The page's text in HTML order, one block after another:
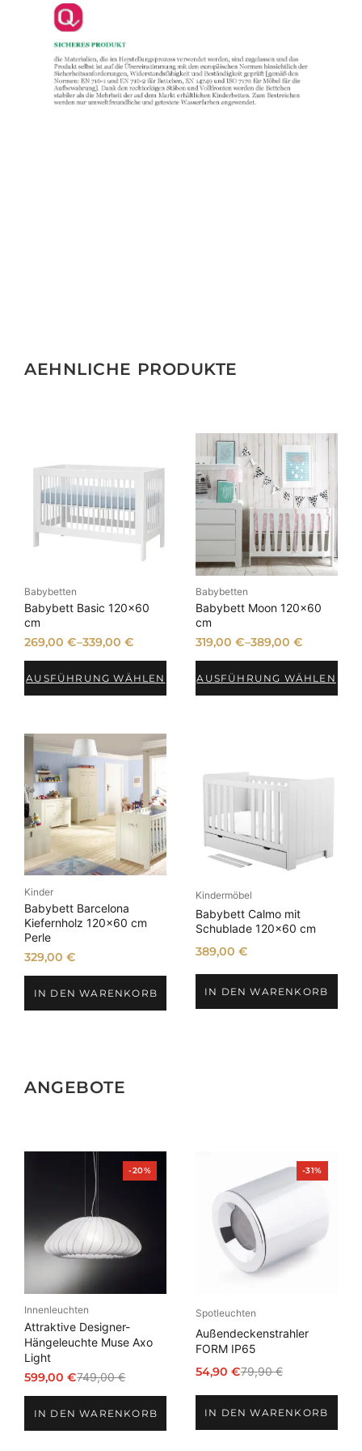
AEHNLICHE PRODUKTE
Babybetten
Babybett Basic 120×60
cm
269,00€–339,00€
AUSFÜHRUNG WÄHLEN
Babybetten
Babybett Moon 120×60
cm
319,00 €–389,00 €
AUSFÜHRUNG WÄHLEN
Kinder
Babybett Barcelona
Kiefernholz 120×60 cm
Perle
329,00€
IN DEN WARENKORB
Kindermöbel
Babybett Calmo mit
Schublade 120×60 cm
389,00 €
IN DEN WARENKORB
ANGEBOTE
-20%Produkt
im
Innenleuchten
Attraktive Designer-
Hängeleuchte Muse Axo
Light
749,00€
Ursprünglicher
war:
599,00€
Aktueller
ist:IN DEN WARENKORB
-31%Produkt
im
Spotleuchten
Außendeckenstrahler
FORM IP65
79,90€
Ursprünglicher
Preis
war:
79,90 €
54,90 €
Aktueller
Preis
ist:
54,90 €.
IN DEN WARENKORB